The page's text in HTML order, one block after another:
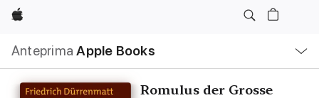
Apple
Anteprima Apple Books
locale
Apri
Menu
Romulus der Grosse